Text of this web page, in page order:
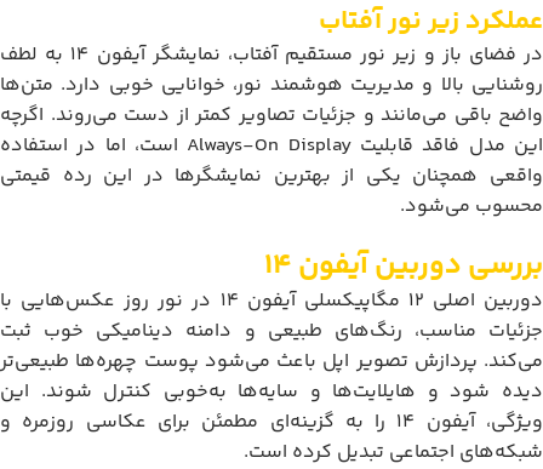
عملکرد زیر نور آفتاب
در فضای باز و زیر نور مستقیم آفتاب، نمایشگر آیفون 14 به لطف
روشنایی بالا و مدیریت هوشمند نور، خوانایی خوبی دارد. متن‌ها
واضح باقی می‌مانند و جزئیات تصاویر کمتر از دست می‌روند. اگرچه
این مدل فاقد قابلیت Always-On Display است، اما در استفاده
واقعی همچنان یکی از بهترین نمایشگرها در این رده قیمتی
محسوب می‌شود.
بررسی دوربین آیفون 14
دوربین اصلی 12 مگاپیکسلی آیفون 14 در نور روز عکس‌هایی با
جزئیات مناسب، رنگ‌های طبیعی و دامنه دینامیکی خوب ثبت
می‌کند. پردازش تصویر اپل باعث می‌شود پوست چهره‌ها طبیعی‌تر
دیده شود و هایلایت‌ها و سایه‌ها به‌خوبی کنترل شوند. این
ویژگی، آیفون 14 را به گزینه‌ای مطمئن برای عکاسی روزمره و
شبکه‌های اجتماعی تبدیل کرده است.